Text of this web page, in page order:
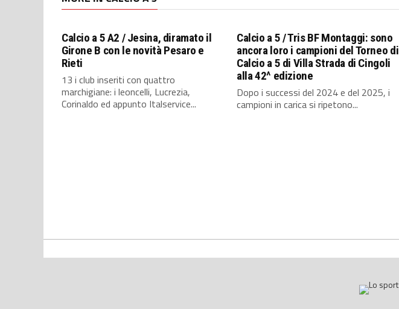
Calcio a 5 A2 / Jesina, diramato il
Girone B con le novità Pesaro e
Rieti
13 i club inseriti con quattro
marchigiane: i leoncelli, Lucrezia,
Corinaldo ed appunto Italservice...
Calcio a 5 / Tris BF Montaggi: sono
ancora loro i campioni del Torneo di
Calcio a 5 di Villa Strada di Cingoli
alla 42^ edizione
Dopo i successi del 2024 e del 2025, i
campioni in carica si ripetono...